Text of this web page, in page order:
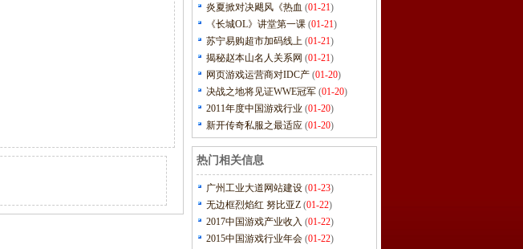
炎夏掀对决飓风《热血 (01-21)
《长城OL》讲堂第一课 (01-21)
苏宁易购超市加码线上 (01-21)
揭秘赵本山名人关系网 (01-21)
网页游戏运营商对IDC产 (01-20)
决战之地将见证WWE冠军 (01-20)
2011年度中国游戏行业 (01-20)
新开传奇私服之最适应 (01-20)
热门相关信息
广州工业大道网站建设 (01-23)
无边框烈焰红 努比亚Z (01-22)
2017中国游戏产业收入 (01-22)
2015中国游戏行业年会 (01-22)